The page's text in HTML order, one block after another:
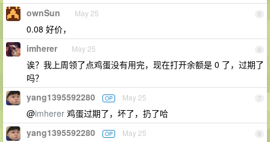
5
ownSun May 25
0.08 好价，
6
imherer May 25
诶？我上周领了点鸡蛋没有用完，现在打开余额是 0 了，过期了
吗？
7
yang1395592280 OP May 25
@imherer 鸡蛋过期了，坏了，扔了哈
8
yang1395592280 OP May 25